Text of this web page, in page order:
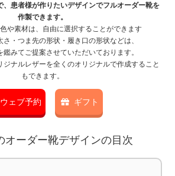
、患者様が作りたいデザインでフルオーダー靴を
作製できます。
や素材は、自由に選択することができます
さ・つま先の形状・履き口の形状などは、
鑑みてご提案させていただいております。
ジナルレザーを全くのオリジナルで作成すること
もできます。
ウェブ予約 ギフト
オーダー靴デザインの目次